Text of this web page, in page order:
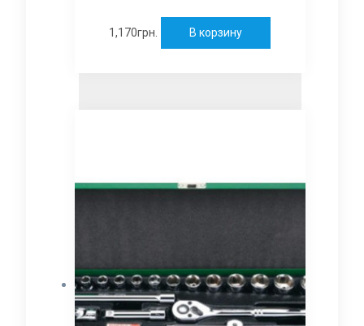
1,170грн. В корзину